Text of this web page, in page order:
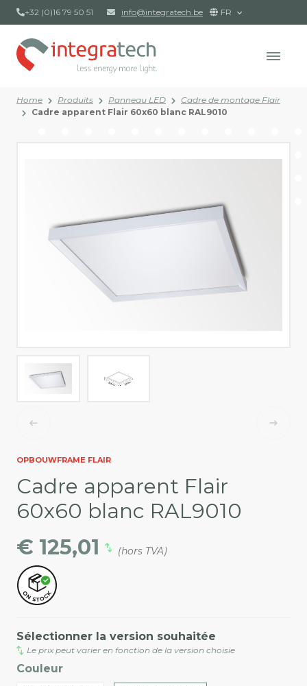
+32 (0)16 79 50 51 info@integratech.be FR
Home Produits Panneau LED
Cadre de montage Flair
Cadre apparent Flair 60x60 blanc RAL9010
OPBOUWFRAME FLAIR
Cadre apparent Flair
60x60 blanc RAL9010
€ 125,01
(hors TVA)
Sélectionner la version souhaitée
Le prix peut varier en fonction de la version choisie
Couleur